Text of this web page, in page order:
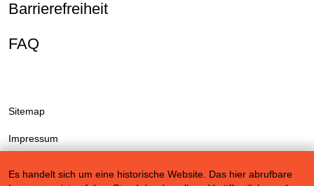
Barrierefreiheit
FAQ
Sitemap
Impressum
Es handelt sich um eine historische Website. Das hier abrufbare